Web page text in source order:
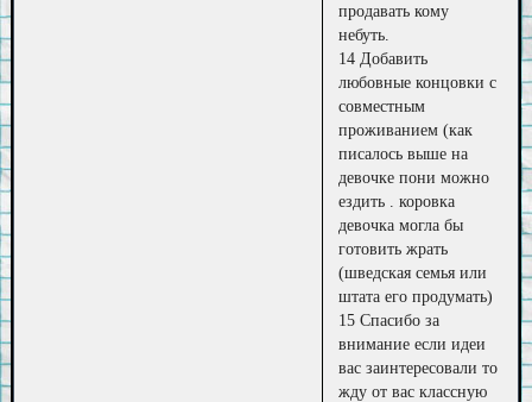
продавать кому
небуть.
14 Добавить
любовные концовки с
совместным
проживанием (как
писалось выше на
девочке пони можно
ездить . коровка
девочка могла бы
готовить жрать
(шведская семья или
штата его продумать)
15 Спасибо за
внимание если идеи
вас заинтересовали то
жду от вас классную